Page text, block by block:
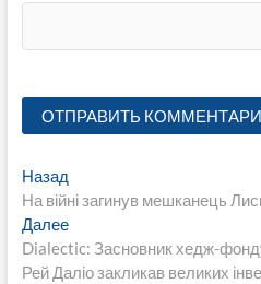
Навигация
по
записям
НазадПредыдущая
запись:
На війні загинув мешканець
ДалееСледующая
запись:
Dialectic: Засновник хедж-
Рей Даліо закликав великих